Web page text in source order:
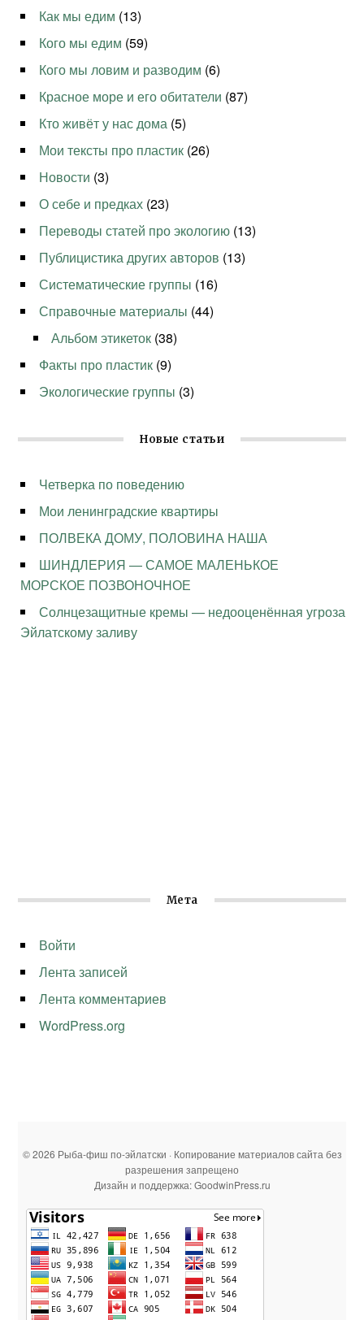
Как мы едим (13)
Кого мы едим (59)
Кого мы ловим и разводим (6)
Красное море и его обитатели (87)
Кто живёт у нас дома (5)
Мои тексты про пластик (26)
Новости (3)
О себе и предках (23)
Переводы статей про экологию (13)
Публицистика других авторов (13)
Систематические группы (16)
Справочные материалы (44)
Альбом этикеток (38)
Факты про пластик (9)
Экологические группы (3)
Новые статьи
Четверка по поведению
Мои ленинградские квартиры
ПОЛВЕКА ДОМУ, ПОЛОВИНА НАША
ШИНДЛЕРИЯ — САМОЕ МАЛЕНЬКОЕ
МОРСКОЕ ПОЗВОНОЧНОЕ
Солнцезащитные кремы — недооценённая угроза
Эйлатскому заливу
Мета
Войти
Лента записей
Лента комментариев
WordPress.org
© 2026 Рыба-фиш по-эйлатски · Копирование материалов сайта без
разрешения запрещено
Дизайн и поддержка: GoodwinPress.ru